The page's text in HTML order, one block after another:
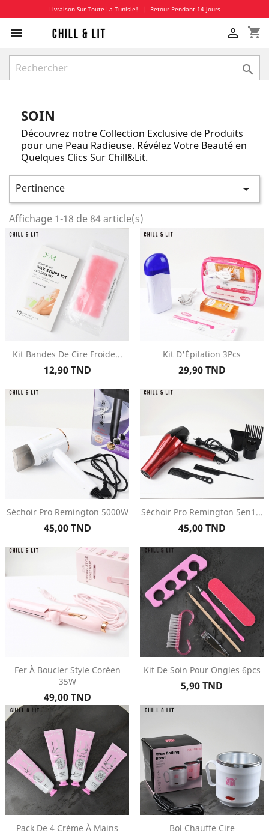
Livraison Sur Toute La Tunisie! | Retour Pendant 14 jours
 shopping_cart


SOIN
Découvrez notre Collection Exclusive de Produits
pour une Peau Radieuse. Révélez Votre Beauté en
Quelques Clics Sur Chill&Lit.
Pertinence 
Affichage 1-18 de 84 article(s)
Kit Bandes De Cire Froide...
Prix
12,90 TND
Kit D'Épilation 3Pcs
Prix
29,90 TND
Séchoir Pro Remington 5000W
Prix
45,00 TND
Séchoir Pro Remington 5en1...
Prix
45,00 TND
Fer À Boucler Style Coréen
35W
Prix
49,00 TND
Kit De Soin Pour Ongles 6pcs
Prix
5,90 TND
Pack De 4 Crème À Mains Bol Chauffe Cire